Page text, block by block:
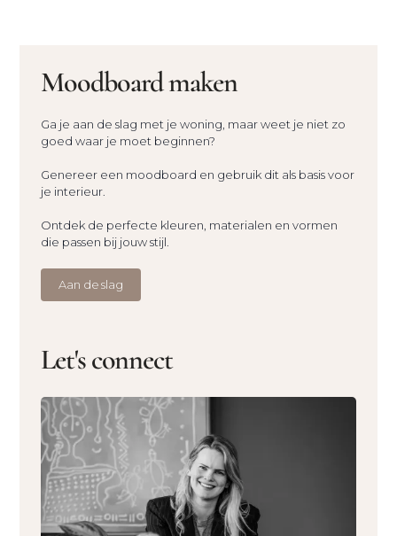
Moodboard maken
Ga je aan de slag met je woning, maar weet je niet zo
goed waar je moet beginnen?
Genereer een moodboard en gebruik dit als basis voor
je interieur.
Ontdek de perfecte kleuren, materialen en vormen
die passen bij jouw stijl.
Aan de slag
Let's connect